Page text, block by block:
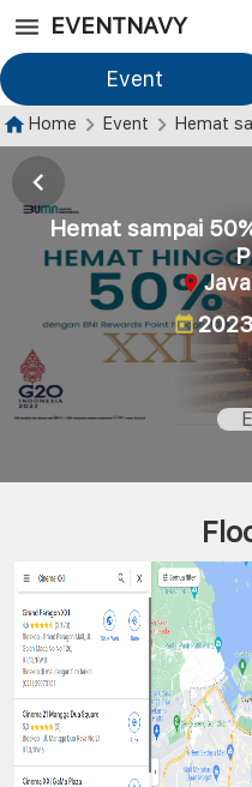
EVENTNAVY
Event
Home Event Hemat sampai
Hemat sampai
Java